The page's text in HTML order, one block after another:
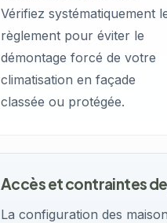
Vérifiez systématiquement
règlement pour éviter le
démontage forcé de votre
climatisation en façade
classée ou protégée.
Accès et contraintes
La configuration des